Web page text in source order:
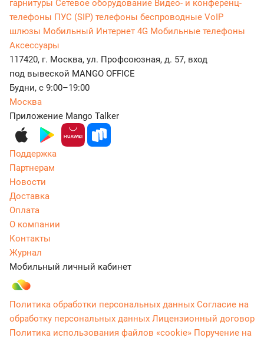
гарнитуры Сетевое оборудование Видео- и конференц-
телефоны ПУС (SIP) телефоны беспроводные VoIP
шлюзы Мобильный Интернет 4G Мобильные телефоны
Аксессуары
117420, г. Москва, ул. Профсоюзная, д. 57, вход
под вывеской MANGO OFFICE
Будни, с 9:00–19:00
Москва
Приложение Mango Talker
Поддержка
Партнерам
Новости
Доставка
Оплата
О компании
Контакты
Журнал
Мобильный личный кабинет
Политика обработки персональных данных Согласие на
обработку персональных данных Лицензионный договор
Политика использования файлов «cookie» Поручение на